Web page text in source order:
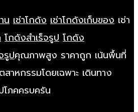
น เช่าโกดัง เช่าโกดังเก็บของ เช่า
โกดังสำเร็จรูป โกดัง
รูปคุณภาพสูง ราคาถูก เน้นพื้นที่
าหกรรมโดยเฉพาะ เดินทาง
ภคครบครัน